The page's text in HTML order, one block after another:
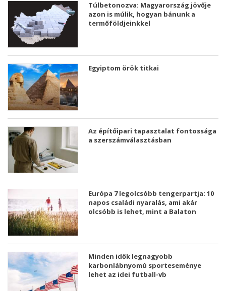
Túlbetonozva: Magyarország jövője
azon is múlik, hogyan bánunk a
termőföldjeinkkel
Egyiptom örök titkai
Az építőipari tapasztalat fontossága
a szerszámválasztásban
Európa 7 legolcsóbb tengerpartja: 10
napos családi nyaralás, ami akár
olcsóbb is lehet, mint a Balaton
Minden idők legnagyobb
karbonlábnyomú sporteseménye
lehet az idei futball-vb